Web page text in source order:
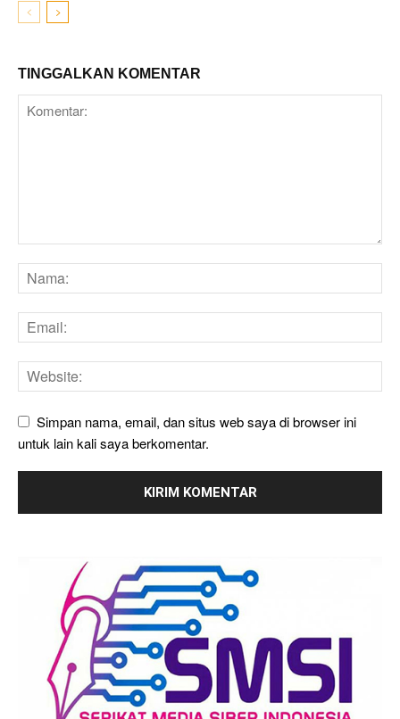
TINGGALKAN KOMENTAR
Simpan nama, email, dan situs web saya di browser ini
untuk lain kali saya berkomentar.